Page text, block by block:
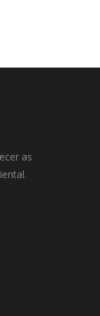
as